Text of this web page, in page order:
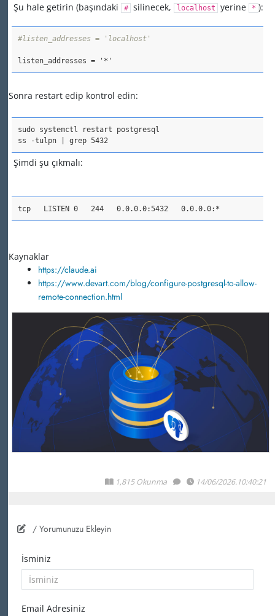
Şu hale getirin (başındaki # silinecek, localhost yerine * ):
#listen_addresses = 'localhost'
listen_addresses = '*'
Sonra restart edip kontrol edin:
sudo systemctl restart postgresql
ss -tulpn | grep 5432
Şimdi şu çıkmalı:
tcp   LISTEN 0   244   0.0.0.0:5432   0.0.0.0:*
Kaynaklar
https://claude.ai
https://www.devart.com/blog/configure-postgresql-to-allow-
remote-connection.html
1,815 Okunma 14/06/2026.10:40:21
/ Yorumunuzu Ekleyin
İsminiz
Email Adresiniz